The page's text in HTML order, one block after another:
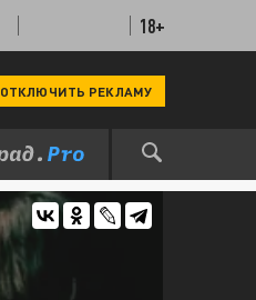
18+
ОТКЛЮЧИТЬ РЕКЛАМУ